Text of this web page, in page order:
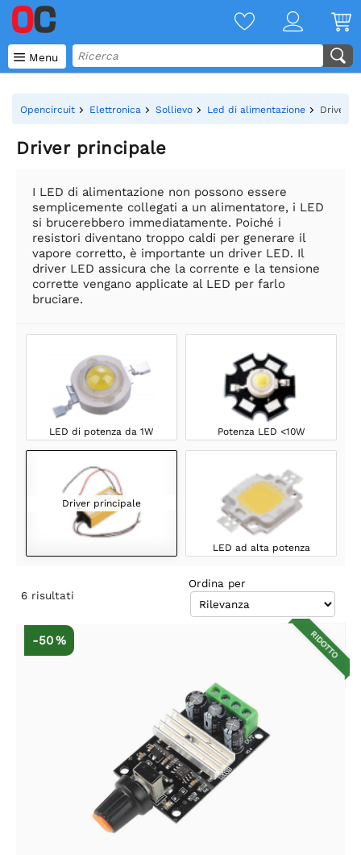
 Menu
Opencircuit Elettronica Sollievo Led di alimentazione Driver
Driver principale
I LED di alimentazione non possono essere
semplicemente collegati a un alimentatore, i LED
si brucerebbero immediatamente. Poiché i
resistori diventano troppo caldi per generare il
vapore corretto, è importante un driver LED. Il
driver LED assicura che la corrente e la tensione
corrette vengano applicate al LED per farlo
bruciare.
LED di potenza da 1W Potenza LED <10W
Driver principale
LED ad alta potenza
6 risultati
Ordina per
RIDOTTO
-50 %